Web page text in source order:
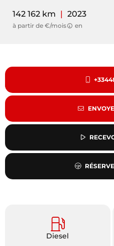
142 162 km | 2023
à partir de €/mois en
Diesel